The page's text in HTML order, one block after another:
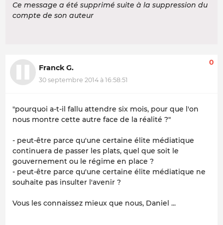
Ce message a été supprimé suite à la suppression du
compte de son auteur
Franck G.
30 septembre 2014 à 16:58:51
0
"pourquoi a-t-il fallu attendre six mois, pour que l'on
nous montre cette autre face de la réalité ?"
- peut-être parce qu'une certaine élite médiatique
continuera de passer les plats, quel que soit le
gouvernement ou le régime en place ?
- peut-être parce qu'une certaine élite médiatique ne
souhaite pas insulter l'avenir ?
Vous les connaissez mieux que nous, Daniel ...